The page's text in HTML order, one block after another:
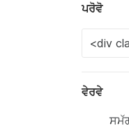
ਪਰੋਵੋ
ਵੇਰਵੇ